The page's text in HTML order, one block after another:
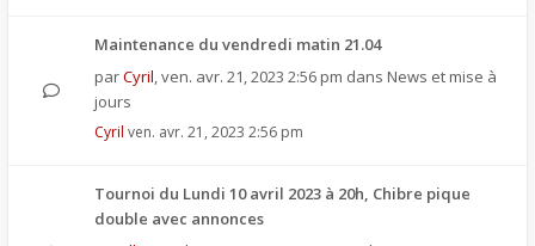
Maintenance du vendredi matin 21.04
parCyril,ven. avr. 21, 2023 2:56 pm dans News et mise à
jours
Cyril ven. avr. 21, 2023 2:56 pm
Tournoi du Lundi 10 avril 2023 à 20h, Chibre pique
double avec annonces